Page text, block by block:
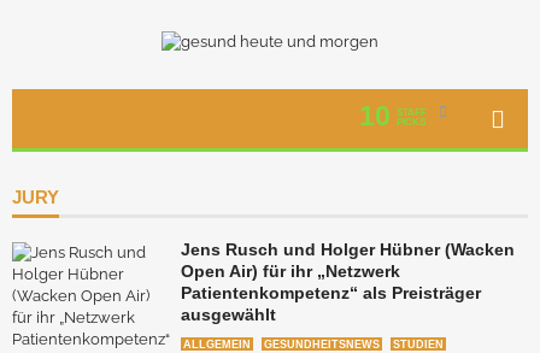
10
STAFF
PICKS
JURY
Jens Rusch und Holger Hübner (Wacken
Open Air) für ihr „Netzwerk
Patientenkompetenz“ als Preisträger
ausgewählt
ALLGEMEIN GESUNDHEITSNEWS
STUDIEN